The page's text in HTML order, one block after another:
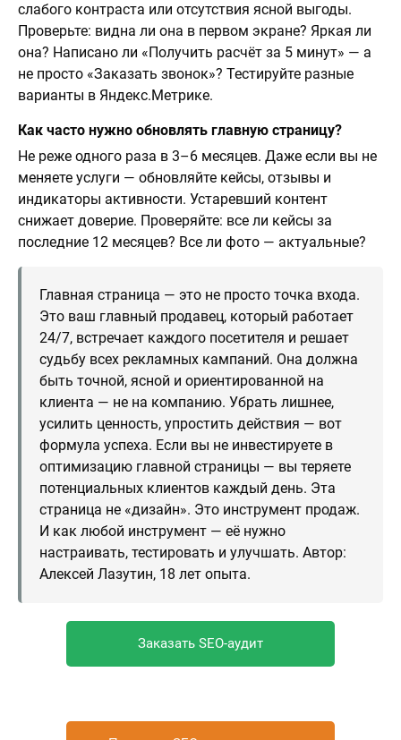
слабого контраста или отсутствия ясной выгоды.
Проверьте: видна ли она в первом экране? Яркая ли
она? Написано ли «Получить расчёт за 5 минут» — а
не просто «Заказать звонок»? Тестируйте разные
варианты в Яндекс.Метрике.
Как часто нужно обновлять главную страницу?
Не реже одного раза в 3–6 месяцев. Даже если вы не
меняете услуги — обновляйте кейсы, отзывы и
индикаторы активности. Устаревший контент
снижает доверие. Проверяйте: все ли кейсы за
последние 12 месяцев? Все ли фото — актуальные?
Главная страница — это не просто точка входа.
Это ваш главный продавец, который работает
24/7, встречает каждого посетителя и решает
судьбу всех рекламных кампаний. Она должна
быть точной, ясной и ориентированной на
клиента — не на компанию. Убрать лишнее,
усилить ценность, упростить действия — вот
формула успеха. Если вы не инвестируете в
оптимизацию главной страницы — вы теряете
потенциальных клиентов каждый день. Эта
страница не «дизайн». Это инструмент продаж.
И как любой инструмент — её нужно
настраивать, тестировать и улучшать. Автор:
Алексей Лазутин, 18 лет опыта.
Заказать SEO-аудит